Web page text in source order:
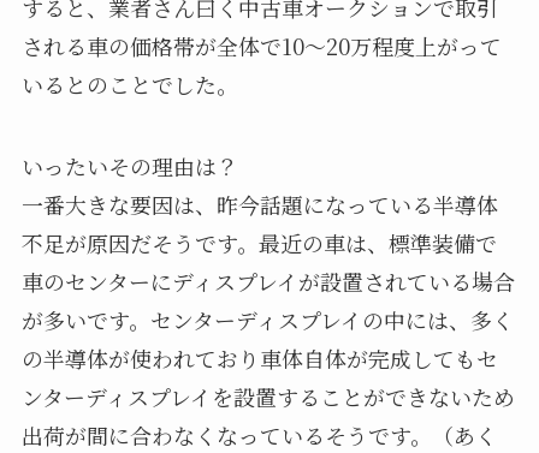
すると、業者さん曰く中古車オークションで取引
される車の価格帯が全体で10〜20万程度上がって
いるとのことでした。
いったいその理由は？
一番大きな要因は、昨今話題になっている半導体
不足が原因だそうです。最近の車は、標準装備で
車のセンターにディスプレイが設置されている場合
が多いです。センターディスプレイの中には、多く
の半導体が使われており車体自体が完成してもセ
ンターディスプレイを設置することができないため
出荷が間に合わなくなっているそうです。（あく